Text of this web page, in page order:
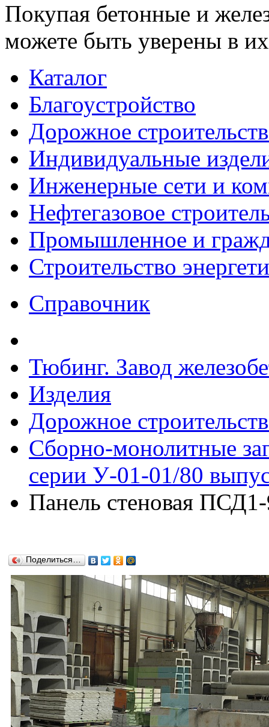
Покупая бетонные и
можете быть уверены в их
Каталог
Благоустройство
Дорожное
Индивидуальные
Инженерные сети и
Нефтегазовое
Промышленное и
Строительство
Справочник
Тюбинг. Завод
Изделия
Дорожное
Сборно-монолитные
серии У-01-01/80
Панель стеновая
Поделиться…